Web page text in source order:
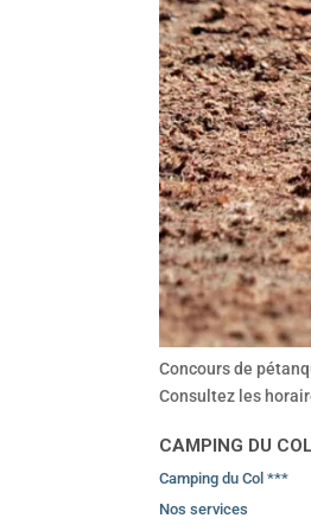
Concours de
Consultez les
CAMPING DU
Camping du Col ***
Nos services